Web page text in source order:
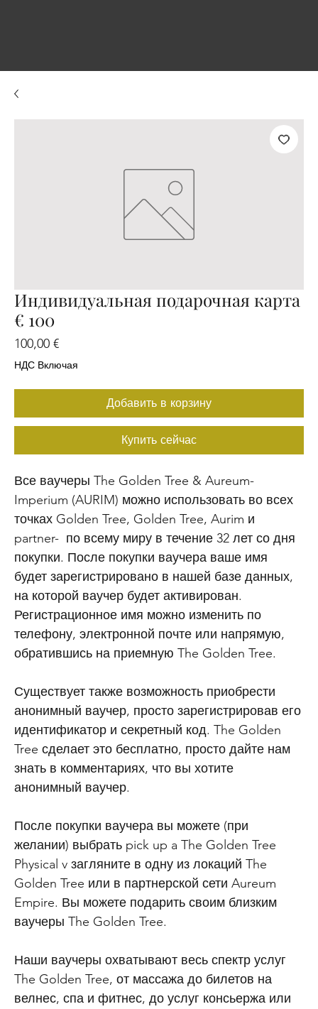
Индивидуальная подарочная карта
€ 100
100,00 €Цена
НДС Включая
Добавить в корзину
Купить сейчас
Все ваучеры The Golden Tree & Aureum-
Imperium (AURIM) можно использовать во всех
точках Golden Tree, Golden Tree, Aurim и
partner- по всему миру в течение 32 лет со дня
покупки. После покупки ваучера ваше имя
будет зарегистрировано в нашей базе данных,
на которой ваучер будет активирован.
Регистрационное имя можно изменить по
телефону, электронной почте или напрямую,
обратившись на приемную The Golden Tree.
Существует также возможность приобрести
анонимный ваучер, просто зарегистрировав его
идентификатор и секретный код. The Golden
Tree сделает это бесплатно, просто дайте нам
знать в комментариях, что вы хотите
анонимный ваучер.
После покупки ваучера вы можете (при
желании) выбрать pick up a The Golden Tree
Physical v загляните в одну из локаций The
Golden Tree или в партнерской сети Aureum
Empire. Вы можете подарить своим близким
ваучеры The Golden Tree.
Наши ваучеры охватывают весь спектр услуг
The Golden Tree, от массажа до билетов на
велнес, спа и фитнес, до услуг консьержа или